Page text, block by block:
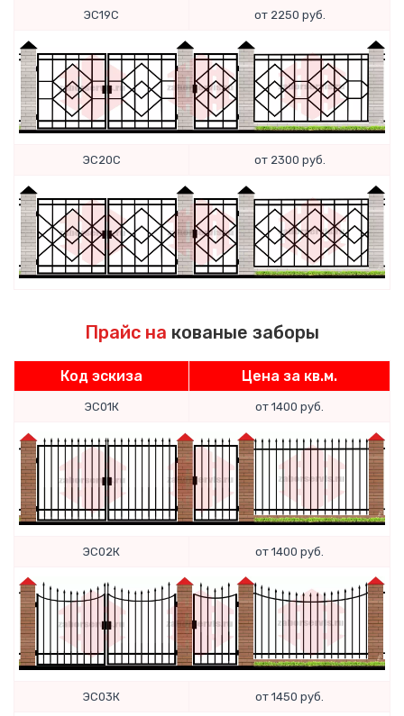
ЭС19С от 2250 руб.
ЭС20С от 2300 руб.
Прайс на кованые заборы
Код эскиза Цена за кв.м.
ЭС01К от 1400 руб.
ЭС02К от 1400 руб.
ЭС03К от 1450 руб.